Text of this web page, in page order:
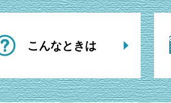
こんなときは